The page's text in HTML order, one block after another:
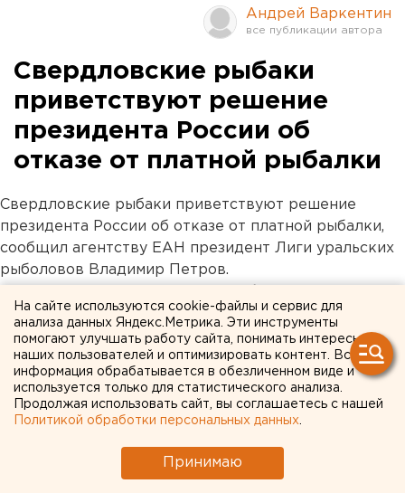
Андрей Варкентин
Свердловские рыбаки
приветствуют решение
президента России об
отказе от платной рыбалки
Свердловские рыбаки приветствуют решение
президента России об отказе от платной рыбалки,
сообщил агентству ЕАН президент Лиги уральских
рыболовов Владимир Петров.
подконтрольно президенту, то тогда это еще лучше.
Наши рыбаки в акциях протеста не участвовали. В
Москву и Санкт-Петербург представители тоже не
ездили. Но внутри нашего сообщества обсуждения
были. Например, на сайте у нас было очень горячее
обсуждение», - отметил Владимир Петров.
По словам президента Лиги уральских рыболовов, в
Свердловской области нет точных статистики по
На сайте используются cookie-файлы и сервис для
анализа данных Яндекс.Метрика. Эти инструменты
помогают улучшать работу сайта, понимать интересы
наших пользователей и оптимизировать контент. Вся
информация обрабатывается в обезличенном виде и
используется только для статистического анализа.
Продолжая использовать сайт, вы соглашаетесь с нашей
Политикой обработки персональных данных
Принимаю